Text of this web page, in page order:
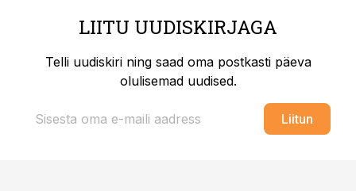
LIITU UUDISKIRJAGA
Telli uudiskiri ning saad oma postkasti päeva
olulisemad uudised.
Liitun